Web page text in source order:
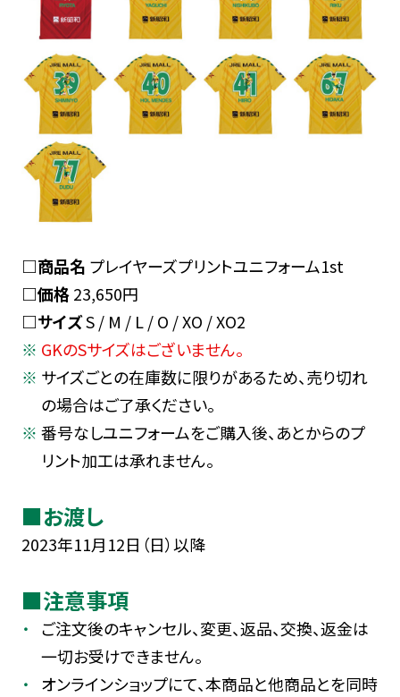
□商品名 プレイヤーズプリントユニフォーム1st
□価格23,650円
□サイズS / M / L / O / XO / XO2
GKのSサイズはございません。
サイズごとの在庫数に限りがあるため、売り切れ
の場合はご了承ください。
番号なしユニフォームをご購入後、あとからのプ
リント加工は承れません。
■お渡し
2023年11月12日（日）以降
■注意事項
ご注文後のキャンセル、変更、返品、交換、返金は
一切お受けできません。
オンラインショップにて、本商品と他商品とを同時